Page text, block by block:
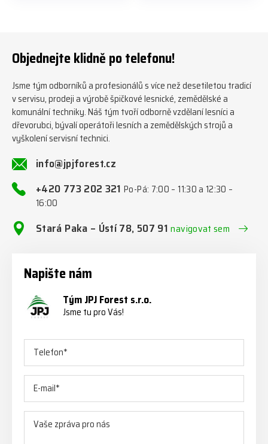
#firewoodproduction
#firewood #deitmer
Objednejte klidně po telefonu!
Jsme tým odborníků a profesionálů s více než desetiletou tradicí
v servisu, prodeji a výrobě špičkové lesnické, zemědělské a
komunální techniky. Náš tým tvoří odborně vzdělaní lesníci a
dřevorubci, bývalí operátoři lesních a zemědělských strojů a
vyškolení servisní technici.
info@jpjforest.cz
+420 773 202 321Po-Pá: 7:00 – 11:30 a 12:30 –
16:00
Stará Paka – Ústí 78, 507 91navigovat sem
Napište nám
Tým JPJ Forest s.r.o.
Jsme tu pro Vás!